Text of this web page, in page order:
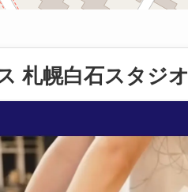
札幌白石スタジオ